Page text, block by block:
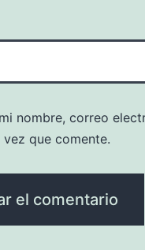
nombre, correo
que comente.